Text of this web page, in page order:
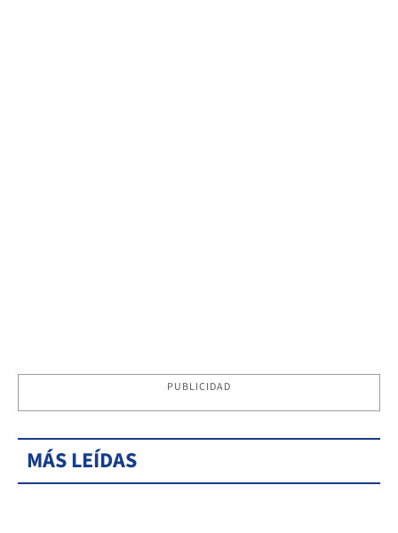
PUBLICIDAD
MÁS LEÍDAS